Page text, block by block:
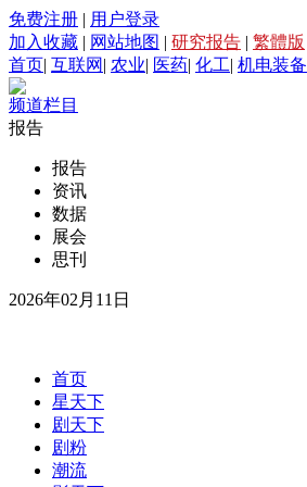
免费注册 | 用户登录
加入收藏 | 网站地图 | 研究报告 | 繁體版
首页| 互联网 | 农业| 医药| 化工| 机电装备
频道栏目
报告
报告
资讯
数据
展会
思刊
2026年02月11日
首页
星天下
剧天下
剧粉
潮流